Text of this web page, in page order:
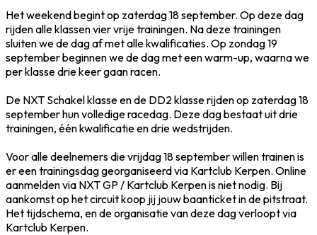
Het weekend begint op zaterdag 18 september. Op deze dag
rijden alle klassen vier vrije trainingen. Na deze trainingen
sluiten we de dag af met alle kwalificaties. Op zondag 19
september beginnen we de dag met een warm-up, waarna we
per klasse drie keer gaan racen.
De NXT Schakel klasse en de DD2 klasse rijden op zaterdag 18
september hun volledige racedag. Deze dag bestaat uit drie
trainingen, één kwalificatie en drie wedstrijden.
Voor alle deelnemers die vrijdag 18 september willen trainen is
er een trainingsdag georganiseerd via Kartclub Kerpen. Online
aanmelden via NXT GP / Kartclub Kerpen is niet nodig. Bij
aankomst op het circuit koop jij jouw baanticket in de pitstraat.
Het tijdschema, en de organisatie van deze dag verloopt via
Kartclub Kerpen.